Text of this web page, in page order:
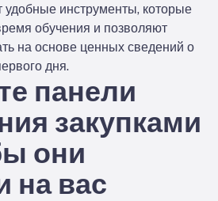
удобные инструменты, которые
обучения и позволяют
на основе ценных сведений о
дня.
панели
закупками
они
на вас